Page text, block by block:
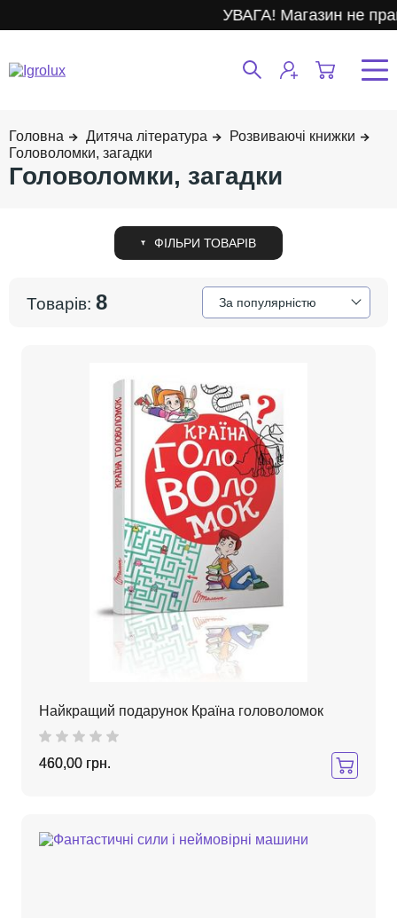
УВАГА! Магазин не
Дитяча література
Розвиваючі книжки
Головоломки, загадки
Головоломки, загадки
8
Найкращий подарунок Країна головоломок
460,00 грн.